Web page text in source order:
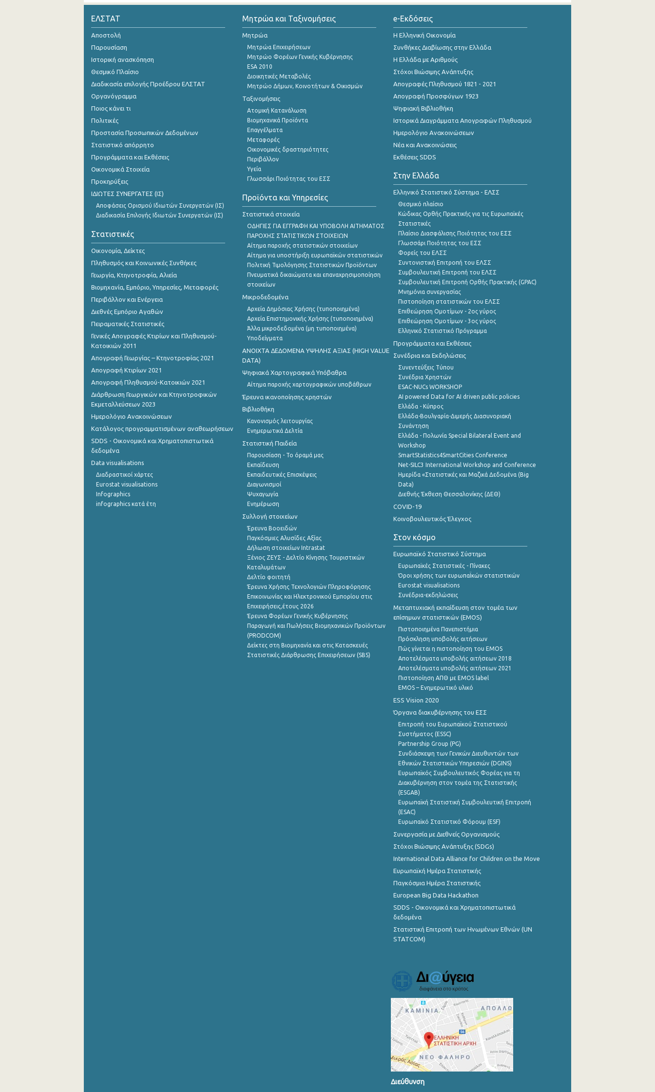
2007
2006
2005
2003
2001
1991
ΕΛΣΤΑΤ
Αποστολή
Παρουσίαση
Ιστορική ανασκόπηση
Θεσμικό Πλαίσιο
Διαδικασία επιλογής Προέδρου ΕΛΣΤΑΤ
Οργανόγραμμα
Ποιος κάνει τι
Πολιτικές
Προστασία Προσωπικών Δεδομένων
Στατιστικό απόρρητο
Προγράμματα και Εκθέσεις
Οικονομικά Στοιχεία
Προκηρύξεις
ΙΔΙΩΤΕΣ ΣΥΝΕΡΓΑΤΕΣ (ΙΣ)
Αποφάσεις Ορισμού Ιδιωτών Συνεργατών (ΙΣ)
Διαδικασία Επιλογής Ιδιωτών Συνεργατών (ΙΣ)
Στατιστικές
Οικονομία, Δείκτες
Πληθυσμός και Κοινωνικές Συνθήκες
Γεωργία, Κτηνοτροφία, Αλιεία
Βιομηχανία, Εμπόριο, Υπηρεσίες, Μεταφορές
Περιβάλλον και Ενέργεια
Διεθνές Εμπόριο Αγαθών
Πειραματικές Στατιστικές
Γενικές Απογραφές Κτιρίων και Πληθυσμού-
Κατοικιών 2011
Απογραφή Γεωργίας – Κτηνοτροφίας 2021
Απογραφή Κτιρίων 2021
Απογραφή Πληθυσμού-Κατοικιών 2021
Διάρθρωση Γεωργικών και Κτηνοτροφικών
Εκμεταλλεύσεων 2023
Ημερολόγιο Ανακοινώσεων
Κατάλογος προγραμματισμένων αναθεωρήσεων
SDDS - Οικονομικά και Χρηματοπιστωτικά
δεδομένα
Data visualisations
Διαδραστικοί χάρτες
Eurostat visualisations
Infographics
infographics κατά έτη
Μητρώα και Ταξινομήσεις
Μητρώα
Μητρώα Επιχειρήσεων
Μητρώο Φορέων Γενικής Κυβέρνησης
ESA 2010
Διοικητικές Μεταβολές
Μητρώο Δήμων, Κοινοτήτων & Οικισμών
Ταξινομήσεις
Ατομική Κατανάλωση
Βιομηχανικά Προϊόντα
Επαγγέλματα
Μεταφορές
Οικονομικές δραστηριότητες
Περιβάλλον
Υγεία
Γλωσσάρι Ποιότητας του ΕΣΣ
Προϊόντα και Υπηρεσίες
Στατιστικά στοιχεία
ΟΔΗΓΙΕΣ ΓΙΑ ΕΓΓΡΑΦΗ ΚΑΙ ΥΠΟΒΟΛΗ ΑΙΤΗΜΑΤΟΣ
ΠΑΡΟΧΗΣ ΣΤΑΤΙΣΤΙΚΩΝ ΣΤΟΙΧΕΙΩΝ
Αίτημα παροχής στατιστικών στοιχείων
Αίτημα για υποστήριξη ευρωπαϊκών στατιστικών
Πολιτική Τιμολόγησης Στατιστικών Προϊόντων
Πνευματικά δικαιώματα και επαναχρησιμοποίηση
στοιχείων
Μικροδεδομένα
Αρχεία Δημόσιας Χρήσης (τυποποιημένα)
Αρχεία Επιστημονικής Χρήσης (τυποποιημένα)
Άλλα μικροδεδομένα (μη τυποποιημένα)
Υποδείγματα
ANOIXTA ΔΕΔΟΜΕΝΑ ΥΨΗΛΗΣ ΑΞΙΑΣ (HIGH VALUE
DATA)
Ψηφιακά Χαρτογραφικά Υπόβαθρα
Αίτημα παροχής χαρτογραφικών υποβάθρων
Έρευνα ικανοποίησης χρηστών
Βιβλιοθήκη
Κανονισμός λειτουργίας
Ενημερωτικά Δελτία
Στατιστική Παιδεία
Παρουσίαση - Το όραμά μας
Εκπαίδευση
Εκπαιδευτικές Επισκέψεις
Διαγωνισμοί
Ψυχαγωγία
Ενημέρωση
Συλλογή στοιχείων
Έρευνα Βοοειδών
Παγκόσμιες Αλυσίδες Αξίας
Δήλωση στοιχείων Intrastat
Ξένιος ΖΕΥΣ - Δελτίο Κίνησης Τουριστικών
Καταλυμάτων
Δελτίο φοιτητή
Έρευνα Χρήσης Τεχνολογιών Πληροφόρησης
Επικοινωνίας και Ηλεκτρονικού Εμπορίου στις
Επιχειρήσεις,έτους 2026
Έρευνα Φορέων Γενικής Κυβέρνησης
Παραγωγή και Πωλήσεις Βιομηχανικών Προϊόντων
(PRODCOM)
Δείκτες στη Βιομηχανία και στις Κατασκευές
Στατιστικές Διάρθρωσης Επιχειρήσεων (SBS)
e-Εκδόσεις
Η Ελληνική Οικονομία
Συνθήκες Διαβίωσης στην Ελλάδα
Η Ελλάδα με Αριθμούς
Στόχοι Βιώσιμης Ανάπτυξης
Απογραφές Πληθυσμού 1821 - 2021
Απογραφή Προσφύγων 1923
Ψηφιακή Βιβλιοθήκη
Ιστορικά Διαγράμματα Απογραφών Πληθυσμού
Ημερολόγιο Ανακοινώσεων
Νέα και Ανακοινώσεις
Εκθέσεις SDDS
Στην Ελλάδα
Ελληνικό Στατιστικό Σύστημα - ΕΛΣΣ
Θεσμικό πλαίσιο
Κώδικας Ορθής Πρακτικής για τις Ευρωπαϊκές
Στατιστικές
Πλαίσιο Διασφάλισης Ποιότητας του ΕΣΣ
Γλωσσάρι Ποιότητας του ΕΣΣ
Φορείς του ΕΛΣΣ
Συντονιστική Επιτροπή του ΕΛΣΣ
Συμβουλευτική Επιτροπή του ΕΛΣΣ
Συμβουλευτική Επιτροπή Ορθής Πρακτικής (GPAC)
Μνημόνια συνεργασίας
Πιστοποίηση στατιστικών του ΕΛΣΣ
Επιθεώρηση Ομοτίμων - 2ος γύρος
Επιθεώρηση Ομοτίμων - 3ος γύρος
Ελληνικό Στατιστικό Πρόγραμμα
Προγράμματα και Εκθέσεις
Συνέδρια και Εκδηλώσεις
Συνεντεύξεις Τύπου
Συνέδρια Χρηστών
ESAC-NUCs WORKSHOP
AI powered Data for AI driven public policies
Ελλάδα - Κύπρος
Ελλάδα-Βουλγαρία-Διμερής Διασυνοριακή
Συνάντηση
Ελλάδα - Πολωνία Special Bilateral Event and
Workshop
SmartStatistics4SmartCities Conference
Net-SILC3 International Workshop and Conference
Ημερίδα «Στατιστικές και Μαζικά Δεδομένα (Big
Data)
Διεθνής Έκθεση Θεσσαλονίκης (ΔΕΘ)
COVID-19
Κοινοβουλευτικός Έλεγχος
Στον κόσμο
Ευρωπαϊκό Στατιστικό Σύστημα
Ευρωπαϊκές Στατιστικές - Πίνακες
Όροι χρήσης των ευρωπαΪκών στατιστικών
Eurostat visualisations
Συνέδρια-εκδηλώσεις
Μεταπτυχιακή εκπαίδευση στον τομέα των
επίσημων στατιστικών (EMOS)
Πιστοποιημένα Πανεπιστήμια
Πρόσκληση υποβολής αιτήσεων
Πώς γίνεται η πιστοποίηση του EMOS
Αποτελέσματα υποβολής αιτήσεων 2018
Αποτελέσματα υποβολής αιτήσεων 2021
Πιστοποίηση ΑΠΘ με EMOS label
EMOS – Ενημερωτικό υλικό
ESS Vision 2020
Όργανα διακυβέρνησης του ΕΣΣ
Επιτροπή του Ευρωπαϊκού Στατιστικού
Συστήματος (ESSC)
Partnership Group (PG)
Συνδιάσκεψη των Γενικών Διευθυντών των
Εθνικών Στατιστικών Υπηρεσιών (DGINS)
Ευρωπαϊκός Συμβουλευτικός Φορέας για τη
Διακυβέρνηση στον τομέα της Στατιστικής
(ESGAB)
Ευρωπαϊκή Στατιστική Συμβουλευτική Επιτροπή
(ESAC)
Ευρωπαϊκό Στατιστικό Φόρουμ (ESF)
Συνεργασία με Διεθνείς Οργανισμούς
Στόχοι Βιώσιμης Ανάπτυξης (SDGs)
International Data Alliance for Children on the Move
Ευρωπαϊκή Ημέρα Στατιστικής
Παγκόσμια Ημέρα Στατιστικής
European Big Data Hackathon
SDDS - Οικονομικά και Χρηματοπιστωτικά
δεδομένα
Στατιστική Επιτροπή των Ηνωμένων Εθνών (UN
STATCOM)
Διεύθυνση